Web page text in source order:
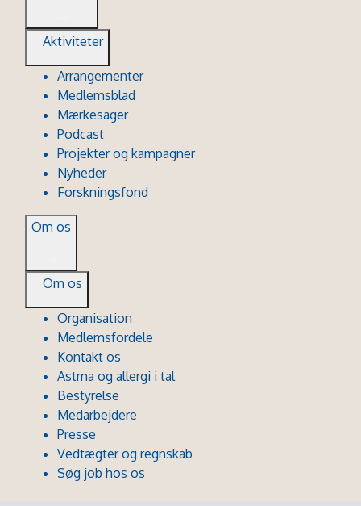
Aktiviteter
Arrangementer
Medlemsblad
Mærkesager
Podcast
Projekter og kampagner
Nyheder
Forskningsfond
Om os
Om os
Organisation
Medlemsfordele
Kontakt os
Astma og allergi i tal
Bestyrelse
Medarbejdere
Presse
Vedtægter og regnskab
Søg job hos os